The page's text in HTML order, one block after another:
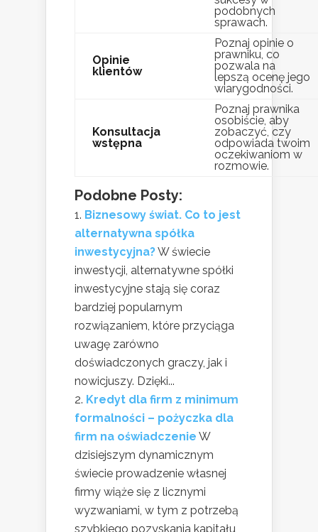
podobnych
sprawach.
Opinie
klientów
Poznaj opinie o
prawniku, co
pozwala na
lepszą ocenę jego
wiarygodności.
Konsultacja
wstępna
Poznaj prawnika
osobiście, aby
zobaczyć, czy
odpowiada twoim
oczekiwaniom w
rozmowie.
Podobne Posty:
Biznesowy świat. Co to jest
alternatywna spółka
inwestycyjna?W świecie
inwestycji, alternatywne spółki
inwestycyjne stają się coraz
bardziej popularnym
rozwiązaniem, które przyciąga
uwagę zarówno
doświadczonych graczy, jak i
nowicjuszy. Dzięki...
Kredyt dla firm z minimum
formalności – pożyczka dla
firm na oświadczenie W
dzisiejszym dynamicznym
świecie prowadzenie własnej
firmy wiąże się z licznymi
wyzwaniami, w tym z potrzebą
szybkiego pozyskania kapitału